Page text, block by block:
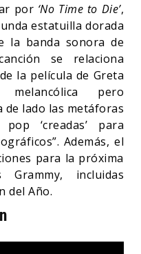
por ‘No Time to Die’,
estatuilla dorada
la banda sonora de
se relaciona
la película de Greta
pero
de lado las metáforas
‘creadas’ para
Además, el
para la próxima
incluidas
del Año.